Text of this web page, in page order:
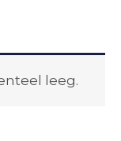
leeg.